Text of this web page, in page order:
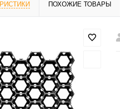
ПОХОЖИЕ ТОВАРЫ